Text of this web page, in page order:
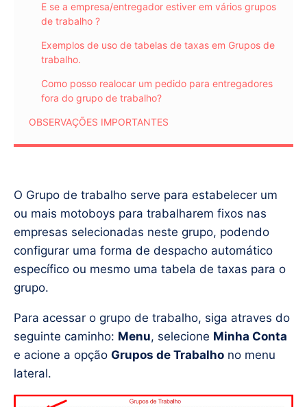
E se a empresa/entregador estiver em vários grupos
de trabalho ?
Exemplos de uso de tabelas de taxas em Grupos de
trabalho.
Como posso realocar um pedido para entregadores
fora do grupo de trabalho?
OBSERVAÇÕES IMPORTANTES
O Grupo de trabalho serve para estabelecer um
ou mais motoboys para trabalharem fixos nas
empresas selecionadas neste grupo, podendo
configurar uma forma de despacho automático
específico ou mesmo uma tabela de taxas para o
grupo.
Para acessar o grupo de trabalho, siga atraves do
seguinte caminho: Menu, selecione Minha Conta
e acione a opção Grupos de Trabalho no menu
lateral.